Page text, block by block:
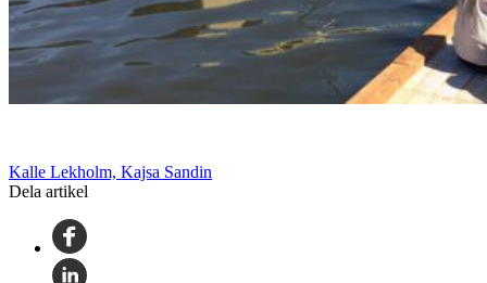
Kalle Lekholm, Kajsa Sandin
Dela artikel